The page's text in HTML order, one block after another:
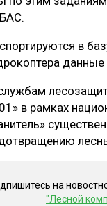
в
в рамках
на
"Лесной